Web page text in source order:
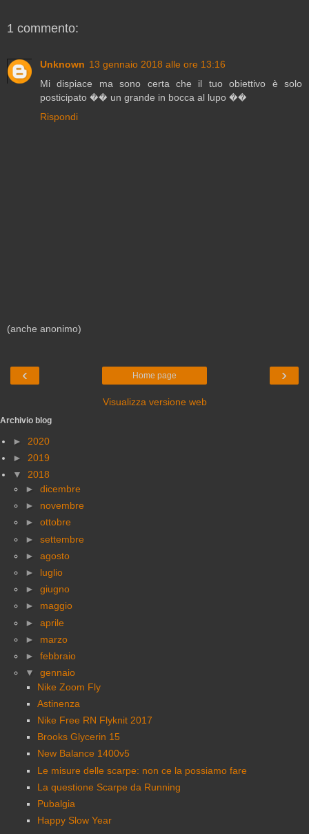
1 commento:
Unknown 13 gennaio 2018 alle ore 13:16
Mi dispiace ma sono certa che il tuo obiettivo è solo
posticipato �� un grande in bocca al lupo ��
Rispondi
(anche anonimo)
‹ ›
Home page
Visualizza versione web
Archivio blog
► 2020
► 2019
▼ 2018
► dicembre
► novembre
► ottobre
► settembre
► agosto
► luglio
► giugno
► maggio
► aprile
► marzo
► febbraio
▼ gennaio
Nike Zoom Fly
Astinenza
Nike Free RN Flyknit 2017
Brooks Glycerin 15
New Balance 1400v5
Le misure delle scarpe: non ce la possiamo fare
La questione Scarpe da Running
Pubalgia
Happy Slow Year